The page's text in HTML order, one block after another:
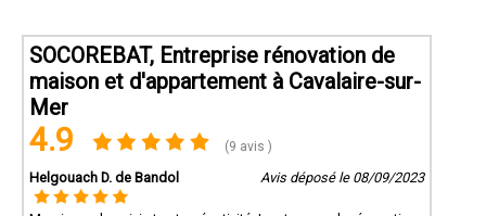
SOCOREBAT, Entreprise rénovation de
maison et d'appartement à Cavalaire-sur-
Mer
4.9 (9 avis )
Helgouach D. de Bandol Avis déposé le 08/09/2023